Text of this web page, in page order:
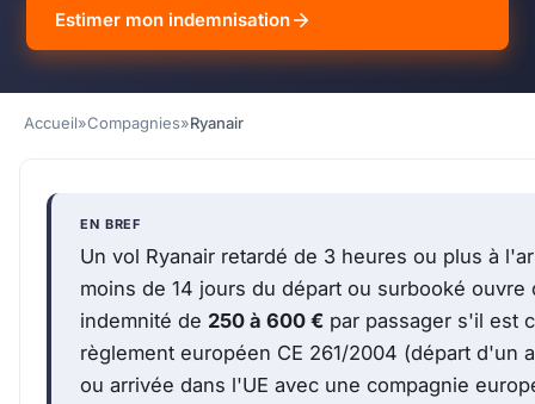
Estimer mon indemnisation
Accueil»Compagnies»Ryanair
EN BREF
Un vol Ryanair retardé de 3 heures ou plus à
moins de 14 jours du départ ou surbooké ouvre
indemnité de 250 à 600 € par passager s'il est
règlement européen CE 261/2004 (départ d'un
ou arrivée dans l'UE avec une compagnie